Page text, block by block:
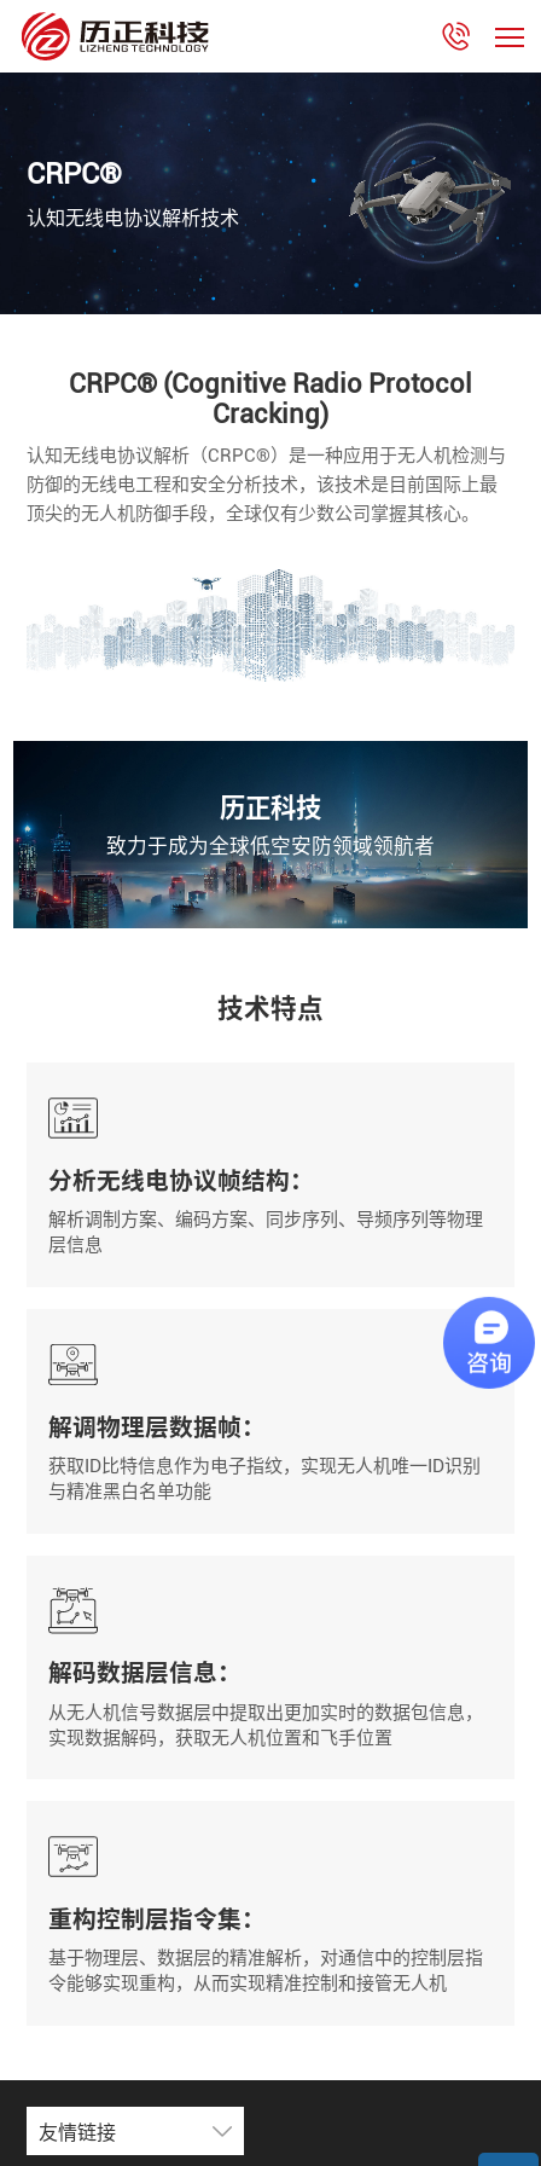
CRPC®
认知无线电协议解析技术
CRPC® (Cognitive Radio Protocol
Cracking)
认知无线电协议解析（CRPC®） 是一种应用于无人机检测与
防御的无线电工程和安全分析技术，该技术是目前国际上最
顶尖的无人机防御手段，全球仅有少数公司掌握其核心。
历正科技
致力于成为全球低空安防领域领航者
技术特点
分析无线电协议帧结构：
解析调制方案、编码方案、同步序列、导频序列等物理
层信息
解调物理层数据帧：
获取ID比特信息作为电子指纹，实现无人机唯一ID识别
与精准黑白名单功能
解码数据层信息：
从无人机信号数据层中提取出更加实时的数据包信息，
实现数据解码，获取无人机位置和飞手位置
重构控制层指令集：
基于物理层、数据层的精准解析，对通信中的控制层指
令能够实现重构，从而实现精准控制和接管无人机
友情链接